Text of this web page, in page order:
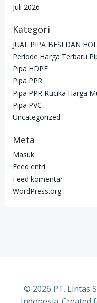
Juli 2026
Kategori
JUAL PIPA BESI DAN
Periode Harga Terbaru
Pipa HDPE
Pipa PPR
Pipa PPR Rucika Harga
Pipa PVC
Uncategorized
Meta
Masuk
Feed entri
Feed komentar
WordPress.org
© 2026 PT. Lintas